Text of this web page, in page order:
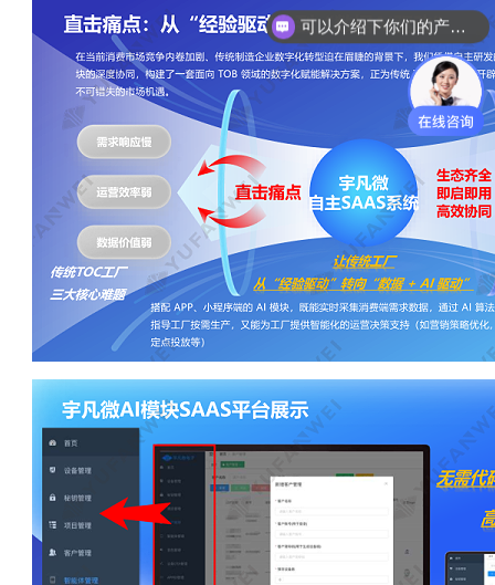
你们是怎么收费的呢？